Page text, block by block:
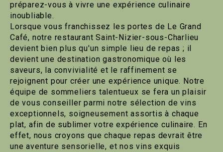
préparez-vous à vivre une expérience culinaire
inoubliable.
Lorsque vous franchissez les portes de Le Grand
Café, notre restaurant Saint-Nizier-sous-Charlieu
devient bien plus qu'un simple lieu de repas ; il
devient une destination gastronomique où les
saveurs, la convivialité et le raffinement se
rejoignent pour créer une expérience unique. Notre
équipe de sommeliers talentueux se fera un plaisir
de vous conseiller parmi notre sélection de vins
exceptionnels, soigneusement assortis à chaque
plat, afin de sublimer votre expérience culinaire. En
effet, nous croyons que chaque repas devrait être
une aventure sensorielle, et nos vins exquis